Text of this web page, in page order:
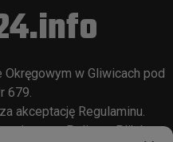
w Gliwicach pod
679.
akceptację Regulaminu
opisany wPolityce Plików